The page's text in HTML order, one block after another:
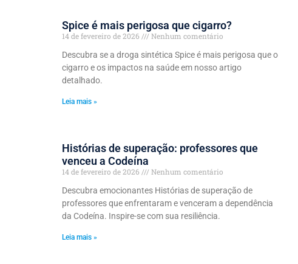
Spice é mais perigosa que cigarro?
14 de fevereiro de 2026
Nenhum comentário
Descubra se a droga sintética Spice é mais perigosa que o
cigarro e os impactos na saúde em nosso artigo
detalhado.
Leia mais »
Histórias de superação: professores que
venceu a Codeína
14 de fevereiro de 2026
Nenhum comentário
Descubra emocionantes Histórias de superação de
professores que enfrentaram e venceram a dependência
da Codeína. Inspire-se com sua resiliência.
Leia mais »